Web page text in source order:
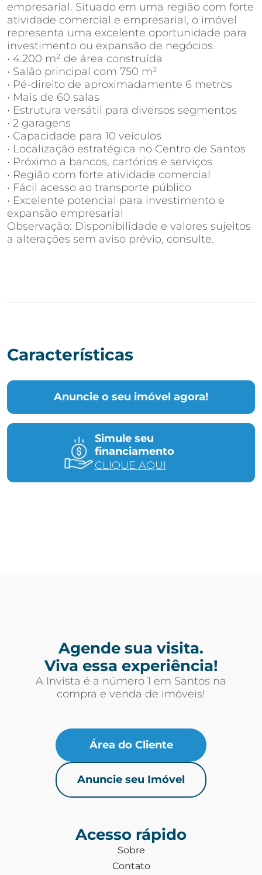
empresarial. Situado em uma região com forte
atividade comercial e empresarial, o imóvel
representa uma excelente oportunidade para
investimento ou expansão de negócios.
• 4.200 m² de área construída
• Salão principal com 750 m²
• Pé-direito de aproximadamente 6 metros
• Mais de 60 salas
• Estrutura versátil para diversos segmentos
• 2 garagens
• Capacidade para 10 veículos
• Localização estratégica no Centro de Santos
• Próximo a bancos, cartórios e serviços
• Região com forte atividade comercial
• Fácil acesso ao transporte público
• Excelente potencial para investimento e
expansão empresarial
Observação: Disponibilidade e valores sujeitos
a alterações sem aviso prévio, consulte.
Anuncie o seu imóvel agora!
Simule seu
financiamento
CLIQUE AQUI
Características
Agende sua visita.
Viva essa experiência!
A Invista é a número 1 em Santos na
compra e venda de imóveis!
Área do Cliente
Anuncie seu Imóvel
Acesso rápido
Sobre
Contato